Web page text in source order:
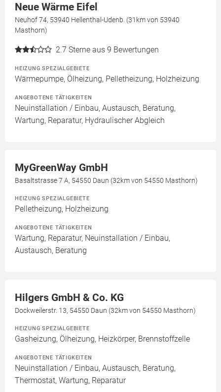
Neue Wärme Eifel
Neuhof 74, 53940 Hellenthal-Udenb. (31km von 53940
Masthorn)
2.7 Sterne aus 9 Bewertungen
HEIZUNG SPEZIALGEBIETE
Wärmepumpe, Ölheizung, Pelletheizung, Holzheizung
ANGEBOTENE TÄTIGKEITEN
Neuinstallation / Einbau, Austausch, Beratung,
Wartung, Reparatur, Hydraulischer Abgleich
MyGreenWay GmbH
Basaltstrasse 7 A, 54550 Daun (32km von 54550 Masthorn)
HEIZUNG SPEZIALGEBIETE
Pelletheizung, Holzheizung
ANGEBOTENE TÄTIGKEITEN
Wartung, Reparatur, Neuinstallation / Einbau,
Austausch, Beratung
Hilgers GmbH & Co. KG
Dockweilerstr. 13, 54550 Daun (32km von 54550 Masthorn)
HEIZUNG SPEZIALGEBIETE
Gasheizung, Ölheizung, Heizkörper, Brennstoffzelle
ANGEBOTENE TÄTIGKEITEN
Neuinstallation / Einbau, Austausch, Beratung,
Thermostat, Wartung, Reparatur